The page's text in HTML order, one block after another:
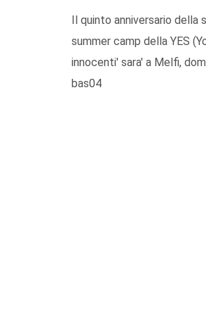
Il quinto anniversario della
summer camp della YES
innocenti' sara' a Melfi,
bas04